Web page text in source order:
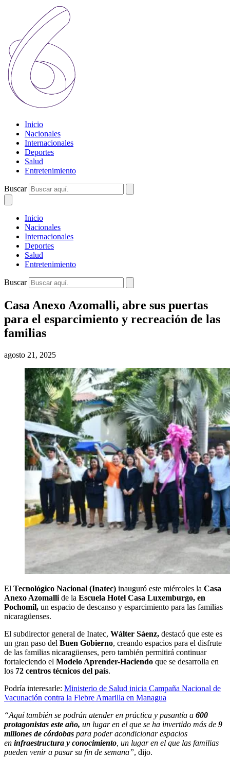
Inicio
Nacionales
Internacionales
Deportes
Salud
Entretenimiento
Buscar
Inicio
Nacionales
Internacionales
Deportes
Salud
Entretenimiento
Buscar
Casa Anexo Azomalli, abre sus puertas
para el esparcimiento y recreación de las
familias
agosto 21, 2025
El Tecnológico Nacional (Inatec) inauguró este miércoles la Casa
Anexo Azomalli de la Escuela Hotel Casa Luxemburgo, en
Pochomil, un espacio de descanso y esparcimiento para las familias
nicaragüenses.
El subdirector general de Inatec, Wálter Sáenz, destacó que este es
un gran paso del Buen Gobierno, creando espacios para el disfrute
de las familias nicaragüenses, pero también permitirá continuar
fortaleciendo el Modelo Aprender-Haciendo que se desarrolla en
los 72 centros técnicos del país.
Podría interesarle: Ministerio de Salud inicia Campaña Nacional de
Vacunación contra la Fiebre Amarilla en Managua
“Aquí también se podrán atender en práctica y pasantía a 600
protagonistas este año, un lugar en el que se ha invertido más de 9
millones de córdobas para poder acondicionar espacios
en infraestructura y conocimiento , un lugar en el que las familias
pueden venir a pasar su fin de semana”, dijo.